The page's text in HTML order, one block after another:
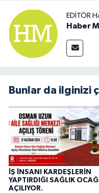
EDITÖR
Haber
Bunlar da ilginizi
İŞ İNSANI KARDEŞLERİN
YAPTIRDIĞI SAĞLIK OCAĞI
AÇILIYOR.